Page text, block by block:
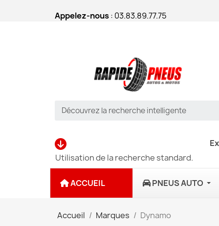
Appelez-nous: 03.83.89.77.75
Utilisation de la recherche standard.
ACCUEIL PNEUS AUTO
Accueil Marques Dynamo